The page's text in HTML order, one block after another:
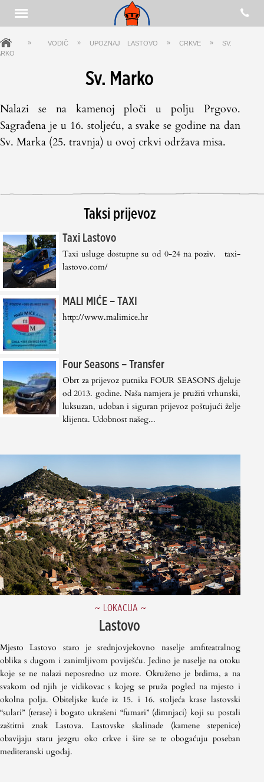
» VODIČ » UPOZNAJ LASTOVO » CRKVE »
SV.
Sv. Marko
Nalazi se na kamenoj ploči u polju Prgovo.
Sagrađena je u 16. stoljeću, a svake se godine na dan
Sv. Marka (25. travnja) u ovoj crkvi održava misa.
Taksi prijevoz
Taxi Lastovo
Taxi usluge dostupne su od 0-24 na poziv. taxi-
lastovo.com/
MALI MIĆE – TAXI
http://www.malimice.hr
Four Seasons – Transfer
Obrt za prijevoz putnika FOUR SEASONS djeluje
od 2013. godine. Naša namjera je pružiti vrhunski,
luksuzan, udoban i siguran prijevoz poštujući želje
klijenta. Udobnost našeg...
LOKACIJA
Lastovo
Mjesto Lastovo staro je srednjovjekovno naselje amfiteatralnog
oblika s dugom i zanimljivom poviješću. Jedino je naselje na otoku
koje se ne nalazi neposredno uz more. Okruženo je brdima, a na
svakom od njih je vidikovac s kojeg se pruža pogled na mjesto i
okolna polja. Obiteljske kuće iz 15. i 16. stoljeća krase lastovski
“sulari” (terase) i bogato ukrašeni “fumari” (dimnjaci) koji su postali
zaštitni znak Lastova. Lastovske skalinade (kamene stepenice)
obavijaju staru jezgru oko crkve i šire se te obogaćuju poseban
mediteranski ugođaj.